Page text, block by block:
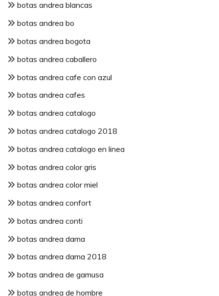
botas andrea blancas
botas andrea bo
botas andrea bogota
botas andrea caballero
botas andrea cafe con azul
botas andrea cafes
botas andrea catalogo
botas andrea catalogo 2018
botas andrea catalogo en linea
botas andrea color gris
botas andrea color miel
botas andrea confort
botas andrea conti
botas andrea dama
botas andrea dama 2018
botas andrea de gamusa
botas andrea de hombre